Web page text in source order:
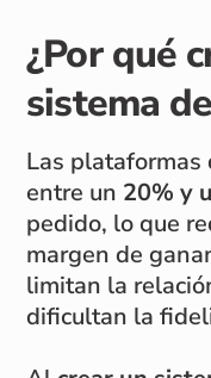
¿Por qué
sistema
Las plataformas
entre un 20% y
pedido, lo que
margen de
limitan la
dificultan la